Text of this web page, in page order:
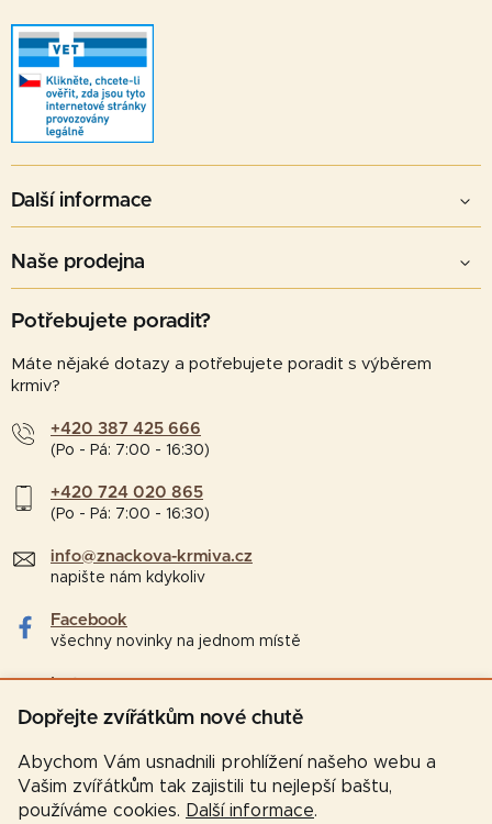
Dopřejte zvířátkům nové chutě
Abychom Vám usnadnili prohlížení našeho webu a
Vašim zvířátkům tak zajistili tu nejlepší baštu,
používáme cookies. Další informace.
Další informace
Naše prodejna
Potřebujete poradit?
Máte nějaké dotazy a potřebujete poradit s výběrem
krmiv?
+420 387 425 666
(Po - Pá: 7:00 - 16:30)
+420 724 020 865
(Po - Pá: 7:00 - 16:30)
info@znackova-krmiva.cz
napište nám kdykoliv
Facebook
všechny novinky na jednom místě
Instagram
tipy a zajímavosti pro chovatele